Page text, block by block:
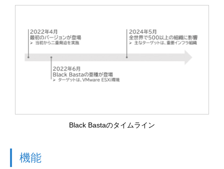
Black Bastaのタイムライン
機能